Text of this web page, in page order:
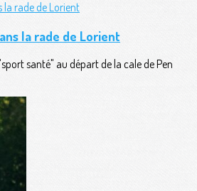
la rade de Lorient
santé" au départ de la cale de Pen